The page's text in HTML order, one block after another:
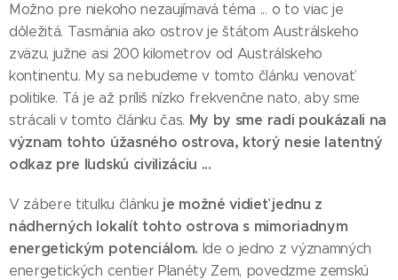
Možno pre niekoho nezaujímavá téma ... o to viac je
dôležitá. Tasmánia ako ostrov je štátom Austrálskeho
zväzu, južne asi 200 kilometrov od Austrálskeho
kontinentu. My sa nebudeme v tomto článku venovať
politike. Tá je až príliš nízko frekvenčne nato, aby sme
strácali v tomto článku čas. My by sme radi poukázali na
význam tohto úžasného ostrova, ktorý nesie latentný
odkaz pre ľudskú civilizáciu ...
V zábere titulku článku je možné vidieť jednu z
nádherných lokalít tohto ostrova s mimoriadnym
energetickým potenciálom. Ide o jedno z významných
energetických centier Planéty Zem, povedzme zemskú